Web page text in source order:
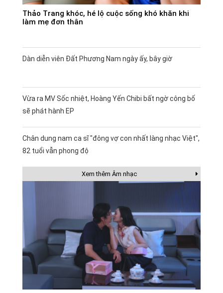
Thảo Trang khóc, hé lộ cuộc sống khó khăn khi
làm mẹ đơn thân
Dàn diễn viên Đất Phương Nam ngày ấy, bây giờ
Vừa ra MV Sốc nhiệt, Hoàng Yến Chibi bất ngờ công bố
sẽ phát hành EP
Chân dung nam ca sĩ "đông vợ con nhất làng nhạc Việt",
82 tuổi vẫn phong độ
Xem thêm Âm nhạc